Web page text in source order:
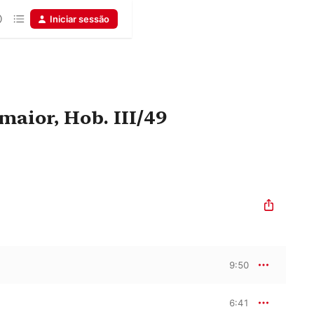
Iniciar sessão
Hob. III/49
9:50
6:41